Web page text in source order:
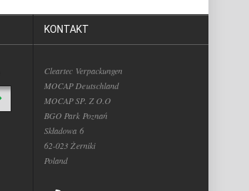
KONTAKT
Cleartec Verpackungen
MOCAP Deutschland
MOCAP SP. Z O.O
BGO Park Poznań
Składowa 6
62-023 Żerniki
Poland